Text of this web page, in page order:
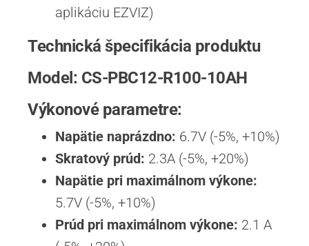
aplikáciu EZVIZ)
Technická špecifikácia produktu
Model: CS-PBC12-R100-10AH
Výkonové parametre:
Napätie naprázdno: 6.7V (-5%, +10%)
Skratový prúd: 2.3A (-5%, +20%)
Napätie pri maximálnom výkone:
5.7V (-5%, +10%)
Prúd pri maximálnom výkone: 2.1 A